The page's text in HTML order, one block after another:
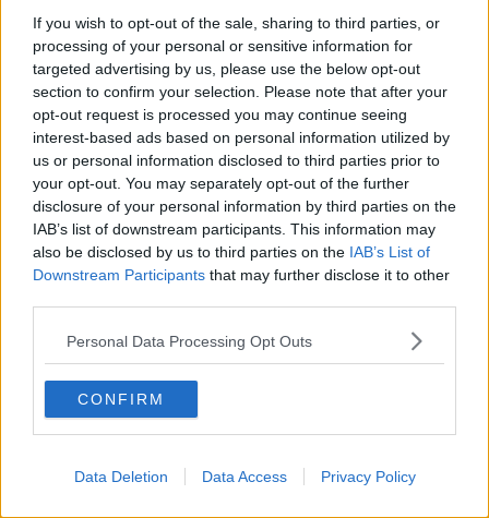
If you wish to opt-out of the sale, sharing to third parties, or
processing of your personal or sensitive information for
targeted advertising by us, please use the below opt-out
section to confirm your selection. Please note that after your
opt-out request is processed you may continue seeing
interest-based ads based on personal information utilized by
us or personal information disclosed to third parties prior to
your opt-out. You may separately opt-out of the further
disclosure of your personal information by third parties on the
IAB’s list of downstream participants. This information may
also be disclosed by us to third parties on the IAB’s List of
Downstream Participants that may further disclose it to other
Personal Data Processing Opt Outs
CONFIRM
Data Deletion Data Access Privacy Policy
l'accento la grandeCynthia Harvey , direttrice della prestigiosa
American Ballet Theatre Jacqueline Kennedy Onassis
“la preparazione atletica non basta: stiamo parlando di un'arte che
deve essere a servizio dell'espressione e della bellezza. La danza
non si impone e un insegnante deve essere sempre una fonte
d'ispirazione”.
“Non si può avere tutto e subito – ha precisato inveceEsposito
tantissimi giovani che sono venuti alla Fortezza da Basso per
incontrarlo – La danza è arte e l'arte richiede pazienza”.
“Per noi sono stati molto importanti non solo le medaglie ma anche
i fallimenti, perché ci hanno dato la giusta grinta per ripartire e
raggiungere la vittoria”, hanno raccontanto i due giovani campioni
mondiali di pattinaggio a rotelle (pair slalom freestyle) che
musiche più famose della serie tv Soy Luna
amatissima
dagli adolescenti e nel pomeriggio hanno incontrato il
pubblico allo stand Disney Channel Soy Luna.
I dati
bilancio assolutamente positivo condati in crescita rispetto alle